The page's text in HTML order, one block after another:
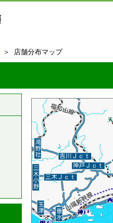
＞ 店舗分布マップ